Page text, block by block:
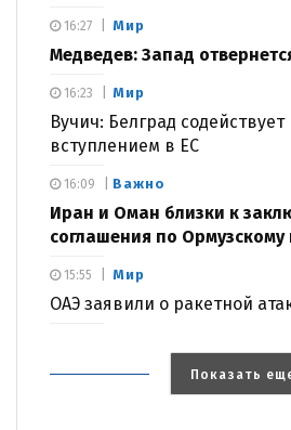
Мир
Медведев: Запад
16:27
Мир
Вучич: Белград
вступлением в ЕС
16:23
Важно
Иран и Оман близки к
соглашения по Ормузскому
16:09
Мир
ОАЭ заявили о ракетной
15:55
Показать